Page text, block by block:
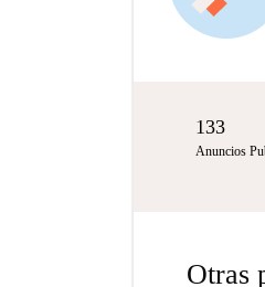
133
Anuncios
Otras